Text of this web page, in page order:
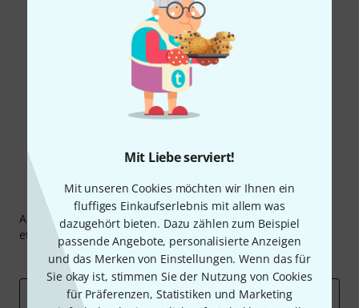
Mit Liebe serviert!
Mit unseren Cookies möchten wir Ihnen ein
fluffiges Einkaufserlebnis mit allem was
dazugehört bieten. Dazu zählen zum Beispiel
passende Angebote, personalisierte Anzeigen
und das Merken von Einstellungen. Wenn das für
Sie okay ist, stimmen Sie der Nutzung von Cookies
für Präferenzen, Statistiken und Marketing
Gefällt Ihnen, was Sie sehen?
Teilen Hilfe & Feedback
Thomann Newsletter
Abonniere den Thomann Newsletter und gewinne mit
etwas Glück einen von 50 Gutscheinen über jeweils
Inspirierende Beiträge
Deals Thomann Insights
E-Mail-Adresse*